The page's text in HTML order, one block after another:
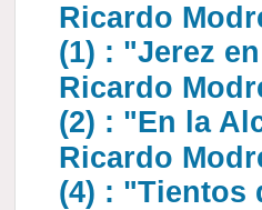
Ricardo
(1) : "Jerez
Ricardo
(2) : "En la
Ricardo
(4) : "Tientos